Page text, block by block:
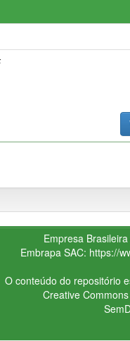
Empresa
Embrapa SAC: https://
O conteúdo do repositório
Creative Commons